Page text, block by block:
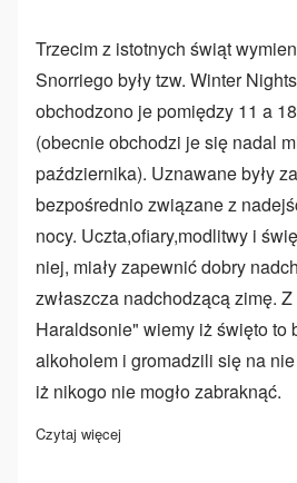
Trzecim z istotnych świąt
Snorriego były tzw. Winter
obchodzono je pomiędzy 11 a
(obecnie obchodzi je się nadal
października). Uznawane były
bezpośrednio związane z
nocy. Uczta,ofiary,modlitwy i
niej, miały zapewnić dobry
zwłaszcza nadchodzącą zimę.
Haraldsonie" wiemy iż święto to
alkoholem i gromadzili się na
iż nikogo nie mogło zabraknąć.
Czytaj więcej